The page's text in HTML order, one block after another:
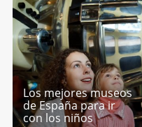
Los mejores museos
de España para ir
con los niños